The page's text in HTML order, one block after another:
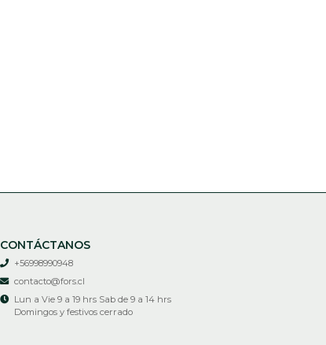
CONTÁCTANOS
+56998990948
contacto@fors.cl
Lun a Vie 9 a 19 hrs Sab de 9 a 14 hrs
Domingos y festivos cerrado